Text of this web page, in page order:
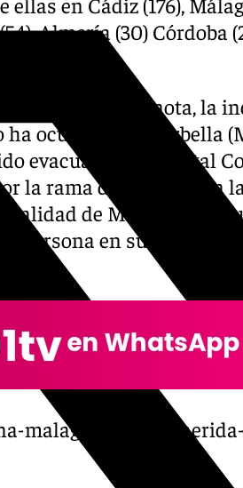
Almería (30) Córdoba
en una nota, la
ha ocurrido en Marbella
evacuada al Hospital
la rama de un árbol en
de Mijas un
persona en su interior
malaga-rescates-